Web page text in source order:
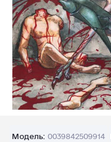
Модель: 0039842509914